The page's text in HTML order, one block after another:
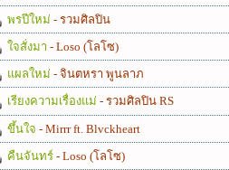
พรปีใหม่ - รวมศิลปิน
ใจสั่งมา - Loso (โลโซ)
แผลใหม่ - จินตหรา พูนลาภ
เรียงความเรื่องแม่ - รวมศิลปิน RS
ขึ้นใจ - Mirrr ft. Blvckheart
คืนจันทร์ - Loso (โลโซ)